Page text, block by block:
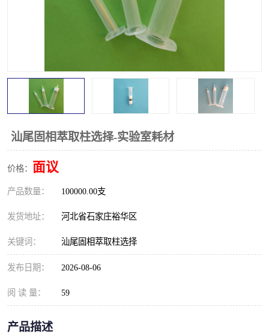
汕尾固相萃取柱选择-实验室耗材
价格： 面议
产品数量： 100000.00支
发货地址： 河北省石家庄裕华区
关键词： 汕尾固相萃取柱选择
发布日期： 2026-08-06
阅 读 量： 59
产品描述
96孔板